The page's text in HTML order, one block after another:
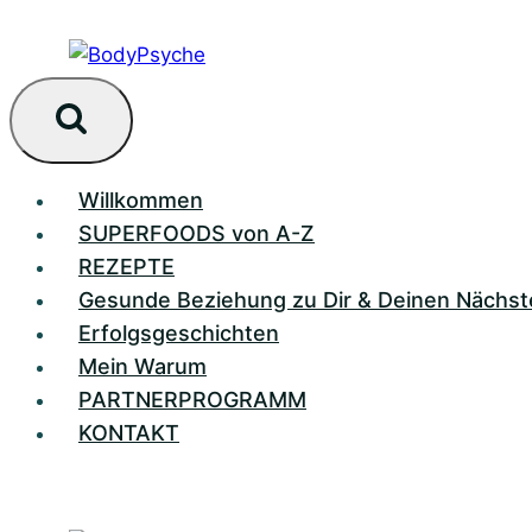
springen
Willkommen
SUPERFOODS von A-Z
REZEPTE
Gesunde Beziehung zu Dir & Deinen
Erfolgsgeschichten
Mein Warum
PARTNERPROGRAMM
KONTAKT